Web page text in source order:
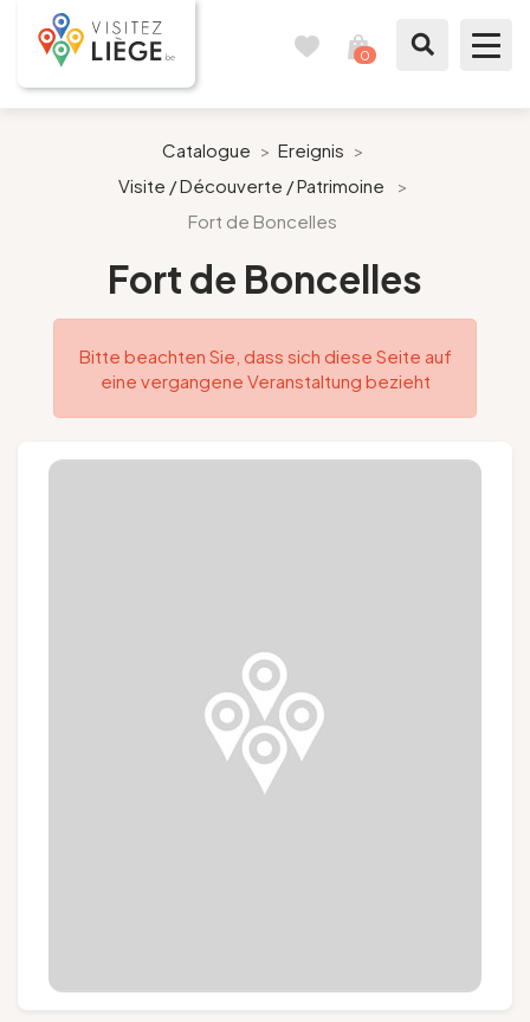
0
Wie ein Bürger von Lüttich
Meinen Aufenthalt vorbereiten
Unsere Vorschläge
Stadt Lüttich
Folgen Sie uns
Catalogue > Ereignis >
Visite / Découverte / Patrimoine
>
Fort de Boncelles
Fort de Boncelles
Bitte beachten Sie, dass sich diese Seite auf
eine vergangene Veranstaltung bezieht